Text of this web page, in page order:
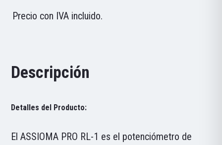
Precio con IVA incluido.
Descripción
Detalles del Producto:
El ASSIOMA PRO RL-1 es el potenciómetro de